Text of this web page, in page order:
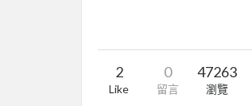
2
Like
0
留言
47263
瀏覽